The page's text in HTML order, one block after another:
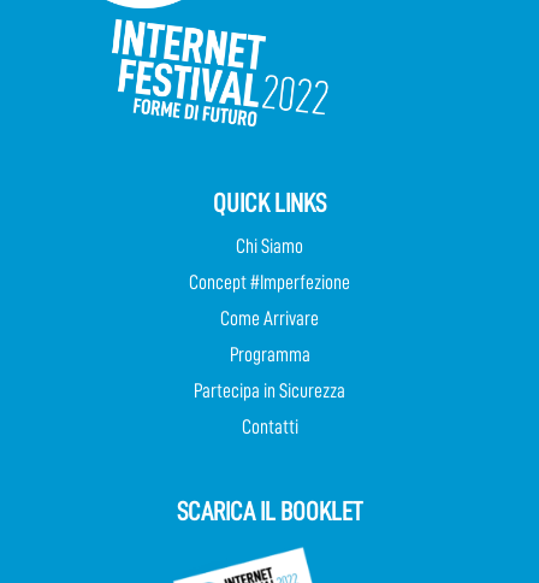
QUICK LINKS
Chi Siamo
Concept #Imperfezione
Come Arrivare
Programma
Partecipa in Sicurezza
Contatti
SCARICA IL BOOKLET